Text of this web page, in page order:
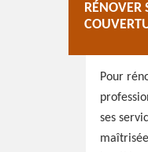
RÉNOVER
Pour
ses